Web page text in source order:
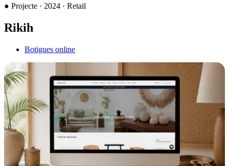
● Projecte · 2024 · Retail
Rikih
Botigues online